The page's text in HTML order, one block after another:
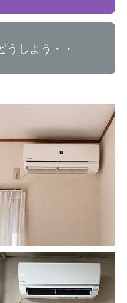
しよう・・